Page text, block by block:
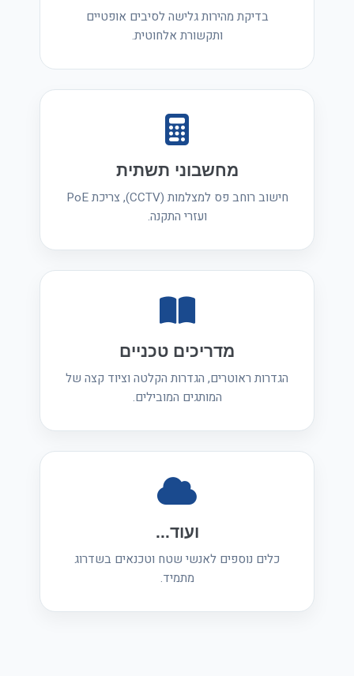
בדיקת מהירות גלישה לסיבים אופטיים
ותקשורת אלחוטית.
מחשבוני תשתית
חישוב רוחב פס למצלמות (CCTV), צריכת PoE
ועזרי התקנה.
מדריכים טכניים
הגדרות ראוטרים, הגדרות הקלטה וציוד קצה של
המותגים המובילים.
ועוד...
כלים נוספים לאנשי שטח וטכנאים בשדרוג
מתמיד.